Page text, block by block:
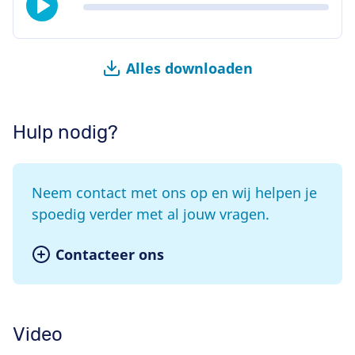
Alles downloaden
Hulp nodig?
Neem contact met ons op en wij helpen je
spoedig verder met al jouw vragen.
Contacteer ons
Video